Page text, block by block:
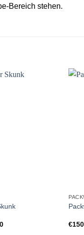
Bereich stehen.
Preisspanne:
€